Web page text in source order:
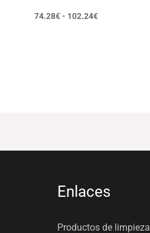
74.28€- 102.24€
Enlaces
Productos de limpieza